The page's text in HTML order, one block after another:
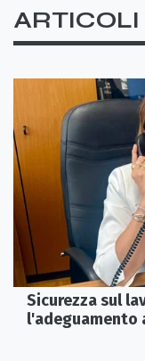
Sicurezza sul
l'adeguamento